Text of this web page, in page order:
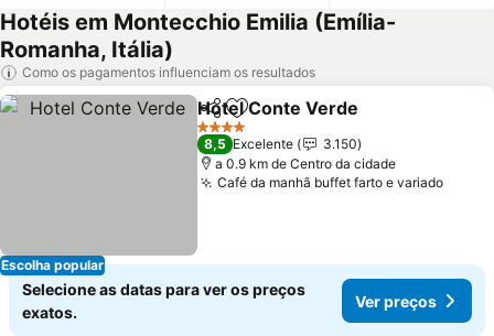
Hotéis em Montecchio Emilia (Emília-
Romanha, Itália)
Como os pagamentos influenciam os resultados
Escolha popular
PartilharAdicionar aos favoritos
Hotel Conte Verde
4 Estrelas
8,5 Excelente
3.150
a 0.9 km de Centro da cidade
Café da manhã buffet farto e variado
Selecione as datas para ver os preços
exatos.
Ver preços